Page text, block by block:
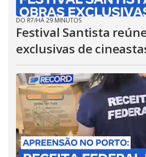
DO R7/HÁ 29 MINUTOS
Festival Santista
exclusivas de